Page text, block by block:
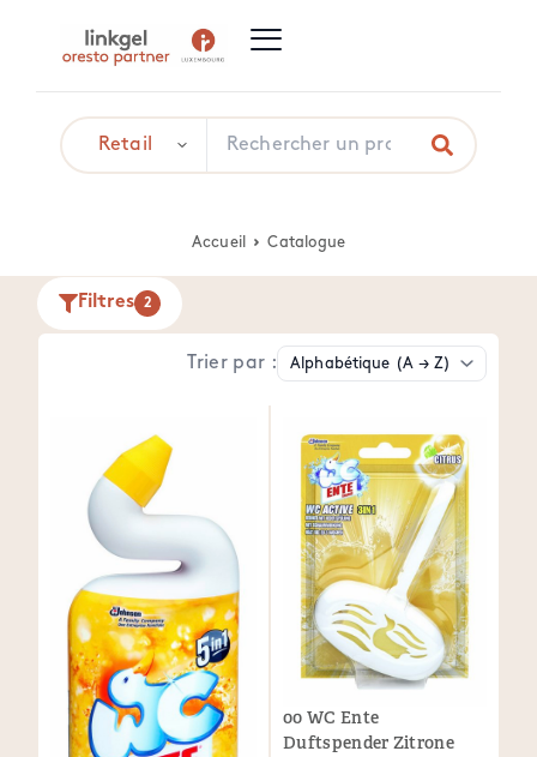
Accueil Catalogue
Filtres 2
Trier par :
00 WC Ente
Duftspender Zitrone